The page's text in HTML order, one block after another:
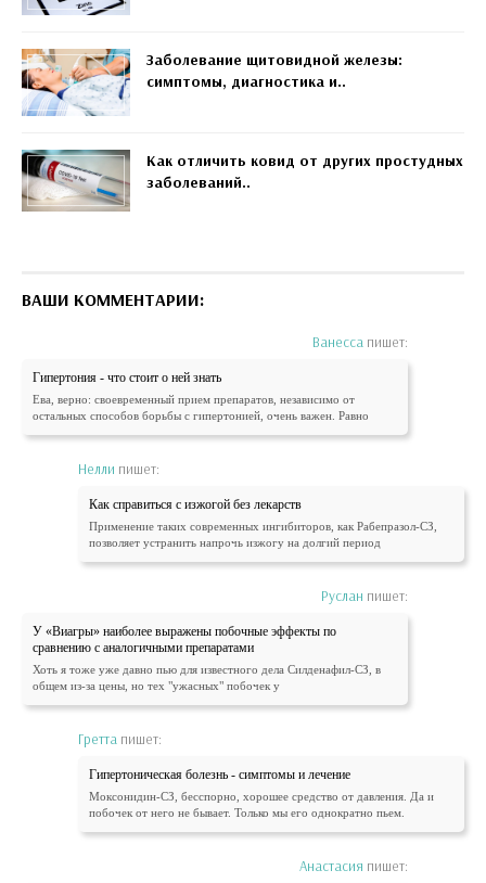
Заболевание щитовидной железы:
симптомы, диагностика и..
Как отличить ковид от других простудных
заболеваний..
ВАШИ КОММЕНТАРИИ:
Ванесса пишет:
Гипертония - что стоит о ней знать
Ева, верно: своевременный прием препаратов, независимо от
остальных способов борьбы с гипертонией, очень важен. Равно
Нелли пишет:
Как справиться с изжогой без лекарств
Применение таких современных ингибиторов, как Рабепразол-СЗ,
позволяет устранить напрочь изжогу на долгий период
Руслан пишет:
У «Виагры» наиболее выражены побочные эффекты по
сравнению с аналогичными препаратами
Хоть я тоже уже давно пью для известного дела Силденафил-СЗ, в
общем из-за цены, но тех "ужасных" побочек у
Гретта пишет:
Гипертоническая болезнь - симптомы и лечение
Моксонидин-СЗ, бесспорно, хорошее средство от давления. Да и
побочек от него не бывает. Только мы его однократно пьем.
Анастасия пишет: